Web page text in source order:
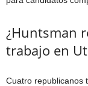
¿Huntsman
trabajo en
Cuatro republicanos